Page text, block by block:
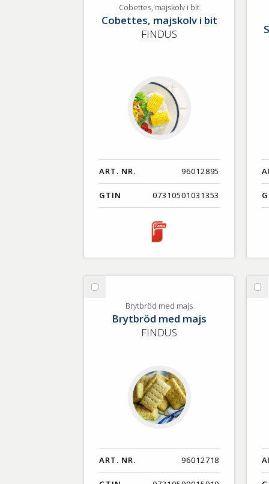
Cobettes,
majskolv
Cobettes, majskolv i bit
Cobettes, majskolv i bit
FINDUS
ART. NR. 96012895
GTIN 07310501031353
Välj
Brytbröd
med
Brytbröd med majs
Brytbröd med majs
FINDUS
ART. NR. 96012718
Välj